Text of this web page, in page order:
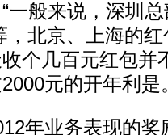
般来说，深圳总
，北京、上海的
个几百元红包并
元的开年利是
年业务表现的奖